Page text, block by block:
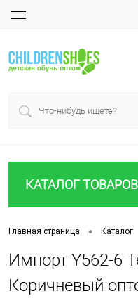
КАТАЛОГ ТОВАРОВ
Главная страница • Каталог
Импорт Y562-6
Коричневый